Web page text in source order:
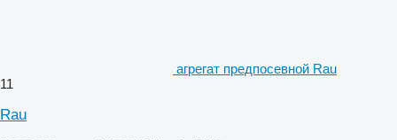
агрегат предпосевной Rau
11
Rau